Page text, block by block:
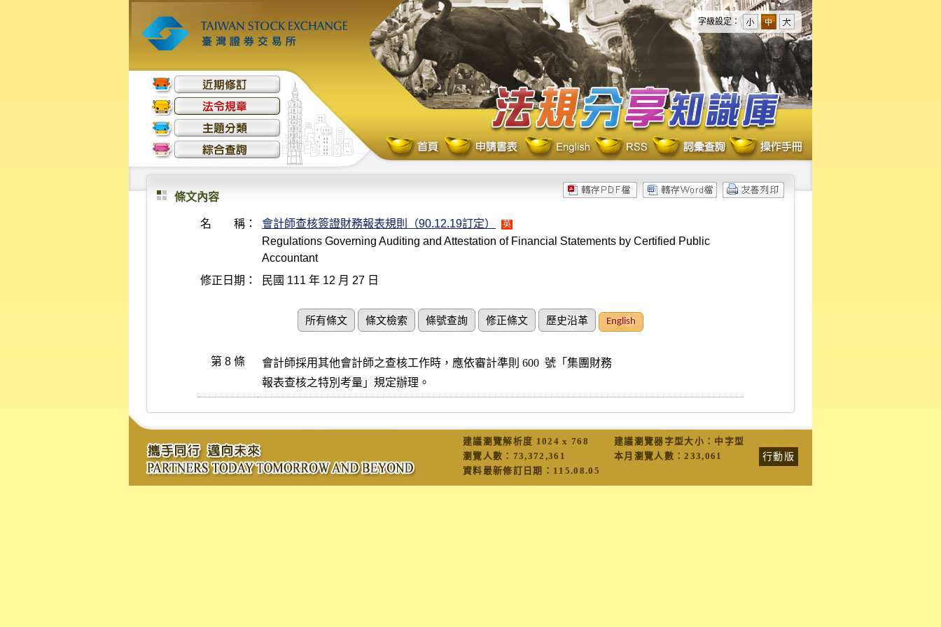
字級設定：
條文內容
名 稱： 會計師查核簽證財務報表規則（90.12.19訂定） 英
Regulations Governing Auditing and Attestation of Financial Statements by Certified Public
Accountant
修正日期：
民國 111 年 12 月 27 日
所有條文 條文檢索 條號查詢 修正條文 歷史沿革 English
第 8 條
會計師採用其他會計師之查核工作時，應依審計準則 600  號「集團財務
報表查核之特別考量」規定辦理。
建議瀏覽解析度 1024 x 768 建議瀏覽器字型大小：中字型
行動版
瀏覽人數： 73,372,361 本月瀏覽人數：233,061
資料最新修訂日期： 115.08.05